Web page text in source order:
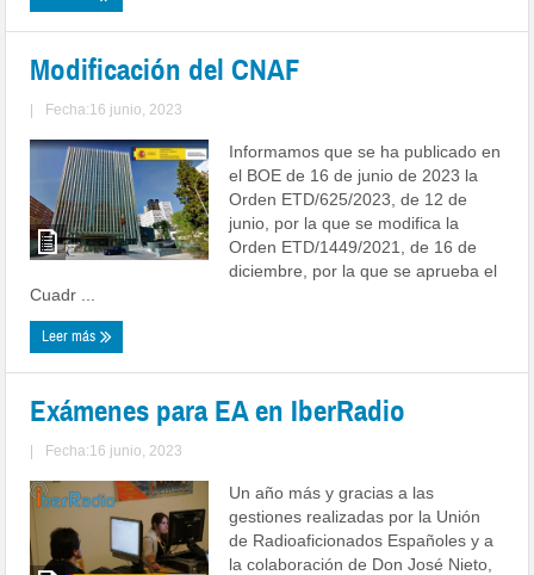
Modificación del CNAF
| Fecha:16 junio, 2023
Informamos que se ha publicado en
el BOE de 16 de junio de 2023 la
Orden ETD/625/2023, de 12 de
junio, por la que se modifica la
Orden ETD/1449/2021, de 16 de
diciembre, por la que se aprueba el
Cuadr ...
Leer más
Exámenes para EA en IberRadio
| Fecha:16 junio, 2023
Un año más y gracias a las
gestiones realizadas por la Unión
de Radioaficionados Españoles y a
la colaboración de Don José Nieto,